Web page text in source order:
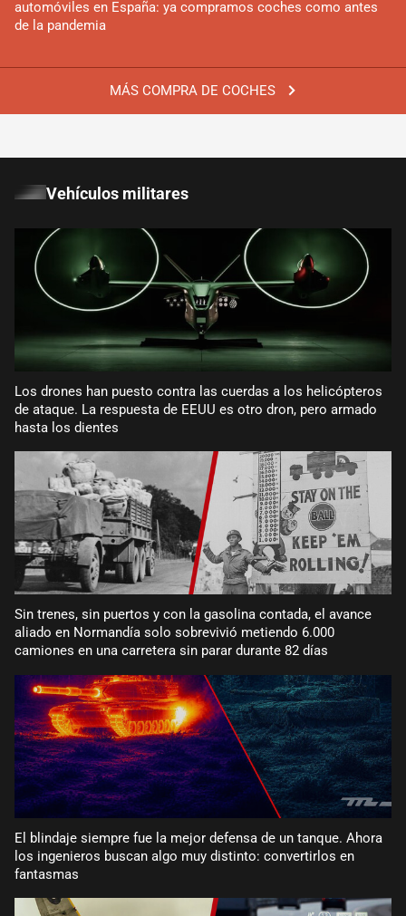
MÁS COMPRA DE COCHES
automóviles en España: ya compramos coches como antes
de la pandemia
Vehículos militares
Los drones han puesto contra las cuerdas a los helicópteros
de ataque. La respuesta de EEUU es otro dron, pero armado
hasta los dientes
Sin trenes, sin puertos y con la gasolina contada, el avance
aliado en Normandía solo sobrevivió metiendo 6.000
camiones en una carretera sin parar durante 82 días
El blindaje siempre fue la mejor defensa de un tanque. Ahora
los ingenieros buscan algo muy distinto: convertirlos en
fantasmas